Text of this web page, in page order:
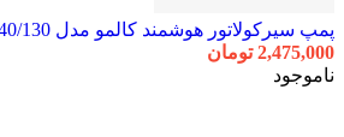
پمپ سیرکولاتور هوشمند کالمو مدل WPSC 25-40/130
2,475,000 تومان
ناموجود